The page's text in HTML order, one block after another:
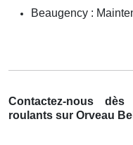
Beaugency :
Contactez-nous
roulants sur Orveau